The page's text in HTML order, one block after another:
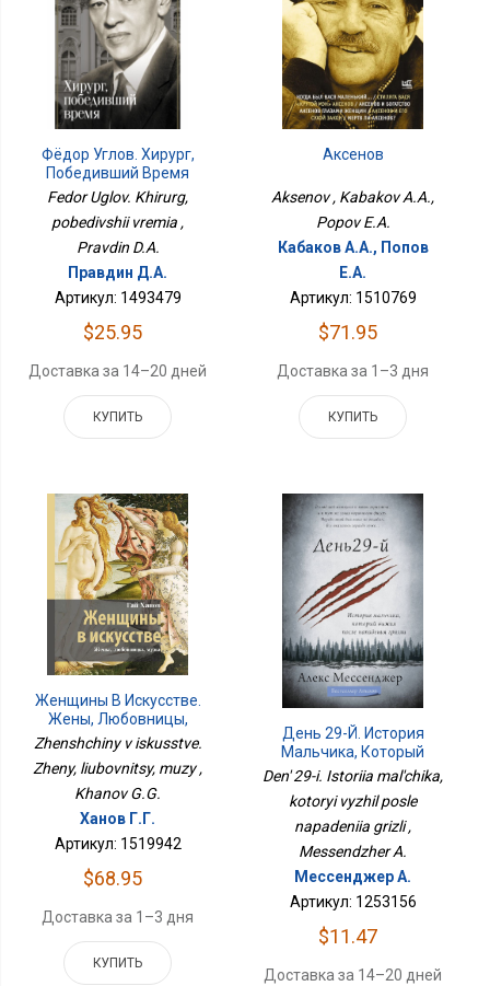
Фёдор Углов. Хирург,
Победивший Время
Fedor Uglov. Khirurg,
pobedivshii vremia ,
Pravdin D.A.
Правдин Д.А.
Артикул: 1493479
$25.95
Доставка за 14–20 дней
КУПИТЬ
Аксенов
Aksenov , Kabakov A.A.,
Popov E.A.
Кабаков А.А., Попов
Е.А.
Артикул: 1510769
$71.95
Доставка за 1–3 дня
КУПИТЬ
Женщины В Искусстве.
Жены, Любовницы,
Музы
Zhenshchiny v iskusstve.
Zheny, liubovnitsy, muzy ,
Khanov G.G.
Ханов Г.Г.
Артикул: 1519942
$68.95
Доставка за 1–3 дня
КУПИТЬ
День 29-Й. История
Мальчика, Который
Выжил После
Den' 29-i. Istoriia mal'chika,
kotoryi vyzhil posle
napadeniia grizli ,
Messendzher A.
Мессенджер А.
Артикул: 1253156
$11.47
Доставка за 14–20 дней